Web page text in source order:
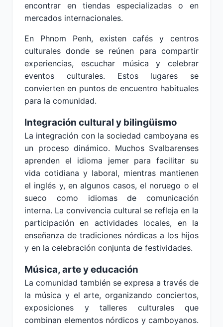
encontrar en tiendas especializadas o en
mercados internacionales.
En Phnom Penh, existen cafés y centros
culturales donde se reúnen para compartir
experiencias, escuchar música y celebrar
eventos culturales. Estos lugares se
convierten en puntos de encuentro habituales
para la comunidad.
Integración cultural y bilingüismo
La integración con la sociedad camboyana es
un proceso dinámico. Muchos Svalbarenses
aprenden el idioma jemer para facilitar su
vida cotidiana y laboral, mientras mantienen
el inglés y, en algunos casos, el noruego o el
sueco como idiomas de comunicación
interna. La convivencia cultural se refleja en la
participación en actividades locales, en la
enseñanza de tradiciones nórdicas a los hijos
y en la celebración conjunta de festividades.
Música, arte y educación
La comunidad también se expresa a través de
la música y el arte, organizando conciertos,
exposiciones y talleres culturales que
combinan elementos nórdicos y camboyanos.